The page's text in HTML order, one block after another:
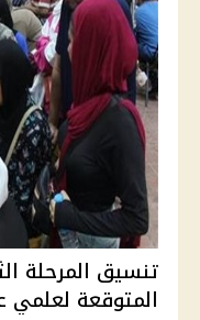
المتوقعة لعلمي